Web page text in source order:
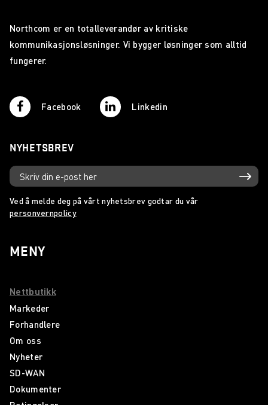
Northcom er en totalleverandør av kritiske
kommunikasjonsløsninger. Vi bygger løsninger som alltid
fungerer.
Facebook Linkedin
NYHETSBREV
Ved å melde deg på vårt nyhetsbrev godtar du vår
personvernpolicy
MENY
Nettbutikk
Markeder
Forhandlere
Om oss
Nyheter
SD-WAN
Dokumenter